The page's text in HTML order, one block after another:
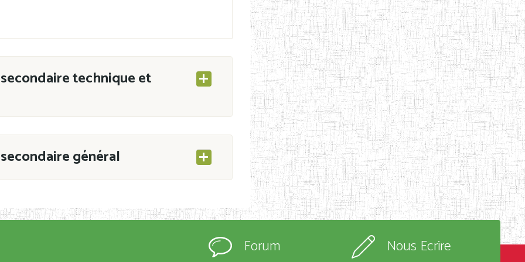
technique et
général
CAB du 21 mars 2011 portant ouverture
immatriculés et inscrits au
Forum Nous Ecrire